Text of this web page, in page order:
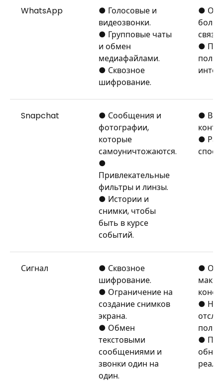
WhatsApp
● Голосовые и
видеозвонки.
● Групповые чаты
и обмен
медиафайлами.
● Сквозное
шифрование.
●
связь.
●
Snapchat
● Сообщения и
фотографии,
которые
самоуничтожаются.
●
Привлекательные
фильтры и линзы.
● Истории и
снимки, чтобы
быть в курсе
событий.
●
●
Сигнал
● Сквозное
шифрование.
● Ограничение на
создание снимков
экрана.
● Обмен
текстовыми
сообщениями и
звонки один на
один.
●
●
●